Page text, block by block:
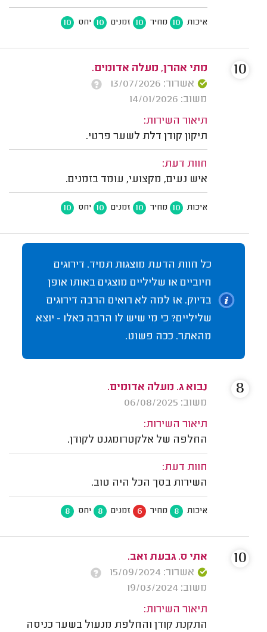
איכות 10 מחיר 10 זמנים 10 יחס 10
מתי אהרן, מעלה אדומים.
אשרור: 13/07/2026
משוב: 14/01/2026
תיאור השירות:
תיקון קודן דלת לשער פרטי.
חוות דעת:
איש נעים, מקצועי, עומד בזמנים.
איכות 10 מחיר 10 זמנים 10 יחס 10
10
כל חוות הדעת מוצגות תמיד. דירוגים
חיוביים או שליליים מוצגים באותו אופן
בדיוק. אז למה לא רואים הרבה דירוגים
שליליים? כי מי שיש לו הרבה כאלו - יוצא
מהאתר. ככה פשוט.
נבוא ג. מעלה אדומים.
משוב: 06/08/2025
תיאור השירות:
החלפה של אלקטרומגנט לקודן.
חוות דעת:
השירות בסך הכל היה טוב.
איכות 8 מחיר 6 זמנים 8 יחס 8
8
אתי ס. גבעת זאב.
אשרור: 15/09/2024
משוב: 19/03/2024
תיאור השירות:
התקנת קודן והחלפת מנעול בשער כניסה
10